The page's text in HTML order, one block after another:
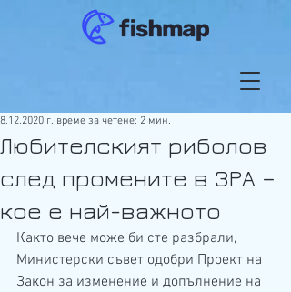
Любителският риболов
след промените в ЗРА –
кое е най-важното
8.12.2020 г. време за четене: 2 мин.
Както вече може би сте разбрали,
Министерски съвет одобри Проект на
Закон за изменение и допълнение на